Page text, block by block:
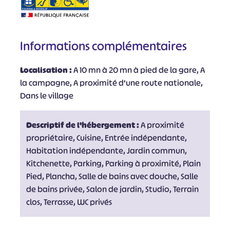
Informations complémentaires
Localisation :A 10 mn à 20 mn à pied de la gare, A
la campagne, A proximité d'une route nationale,
Dans le village
Descriptif de l'hébergement :A proximité
propriétaire, Cuisine, Entrée indépendante,
Habitation indépendante, Jardin commun,
Kitchenette, Parking, Parking à proximité, Plain
Pied, Plancha, Salle de bains avec douche, Salle
de bains privée, Salon de jardin, Studio, Terrain
clos, Terrasse, WC privés